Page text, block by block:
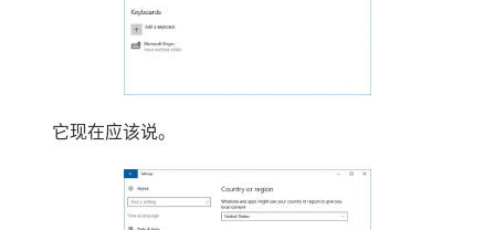
它现在应该说。